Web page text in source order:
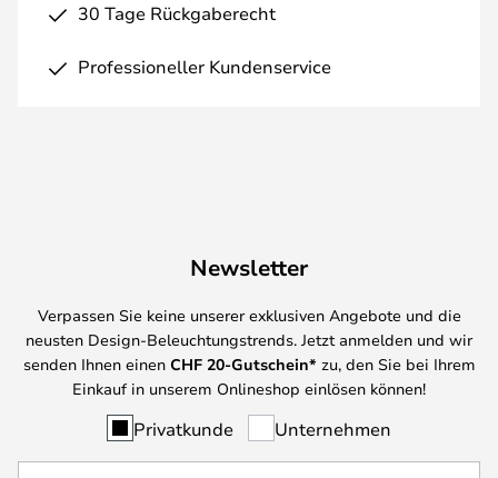
30 Tage Rückgaberecht
Professioneller Kundenservice
Newsletter
Verpassen Sie keine unserer exklusiven Angebote und die
neusten Design-Beleuchtungstrends. Jetzt anmelden und wir
senden Ihnen einen CHF 20-Gutschein* zu, den Sie bei Ihrem
Einkauf in unserem Onlineshop einlösen können!
Privatkunde Unternehmen